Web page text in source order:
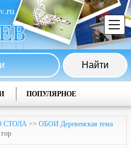
ПОПУЛЯРНОЕ
СТОЛА >> ОБОИ Деревенская тема